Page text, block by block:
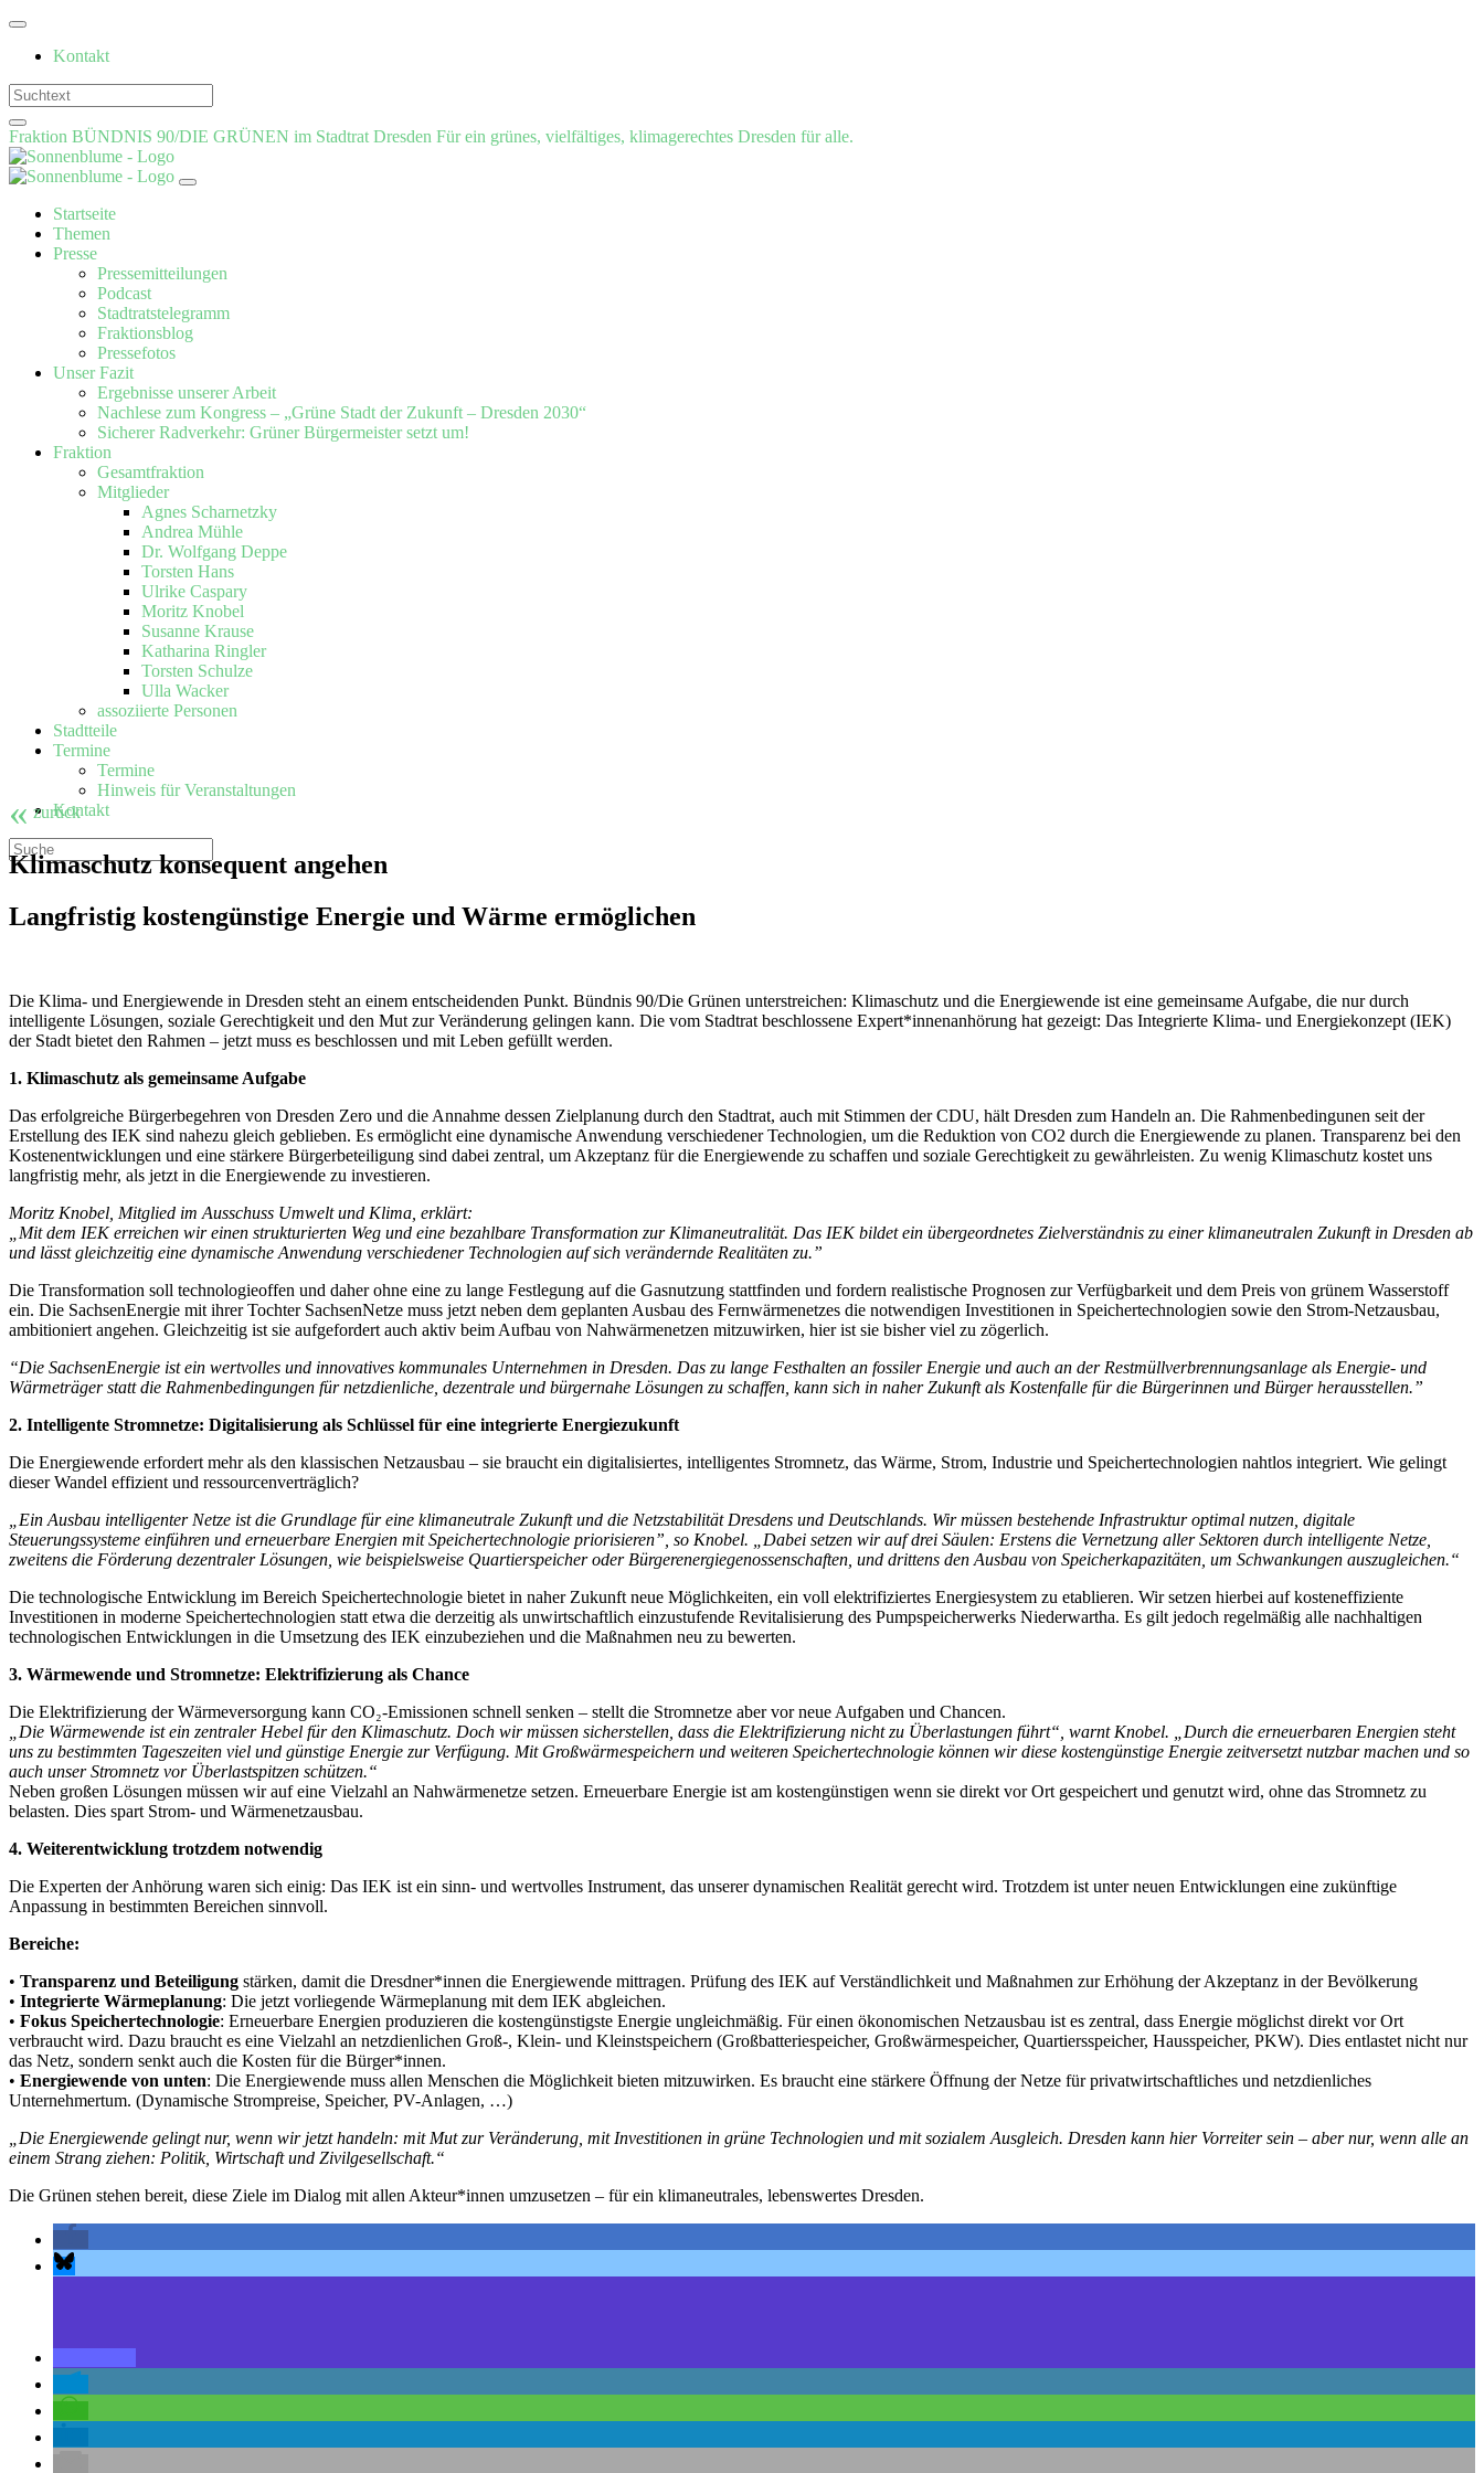
Weiter
Inhalt
Kontakt
Fraktion BÜNDNIS 90/DIE GRÜNEN im Stadtrat Dresden Für ein grünes, vielfältiges, klimagerechtes Dresden für alle.
Startseite
Themen
Presse
Pressemitteilungen
Podcast
Stadtratstelegramm
Fraktionsblog
Pressefotos
Unser Fazit
Ergebnisse unserer Arbeit
Nachlese zum Kongress – „Grüne Stadt der Zukunft – Dresden 2030“
Sicherer Radverkehr: Grüner Bürgermeister setzt um!
Fraktion
Gesamtfraktion
Mitglieder
Agnes Scharnetzky
Andrea Mühle
Dr. Wolfgang Deppe
Torsten Hans
Ulrike Caspary
Moritz Knobel
Susanne Krause
Katharina Ringler
Torsten Schulze
Ulla Wacker
assoziierte Personen
Stadtteile
Termine
Termine
Hinweis für Veranstaltungen
Kontakt
« zurück
Klimaschutz konsequent angehen
Langfristig kostengünstige Energie und Wärme ermöglichen
Die Klima- und Energiewende in Dresden steht an einem entscheidenden Punkt. Bündnis 90/Die Grünen unterstreichen: Klimaschutz und die Energiewende ist eine gemeinsame Aufgabe, die nur durch
intelligente Lösungen, soziale Gerechtigkeit und den Mut zur Veränderung gelingen kann. Die vom Stadtrat beschlossene Expert*innenanhörung hat gezeigt: Das Integrierte Klima- und Energiekonzept (IEK)
der Stadt bietet den Rahmen – jetzt muss es beschlossen und mit Leben gefüllt werden.
1. Klimaschutz als gemeinsame Aufgabe
Das erfolgreiche Bürgerbegehren von Dresden Zero und die Annahme dessen Zielplanung durch den Stadtrat, auch mit Stimmen der CDU, hält Dresden zum Handeln an. Die Rahmenbedingunen seit der
Erstellung des IEK sind nahezu gleich geblieben. Es ermöglicht eine dynamische Anwendung verschiedener Technologien, um die Reduktion von CO2 durch die Energiewende zu planen. Transparenz bei den
Kostenentwicklungen und eine stärkere Bürgerbeteiligung sind dabei zentral, um Akzeptanz für die Energiewende zu schaffen und soziale Gerechtigkeit zu gewährleisten. Zu wenig Klimaschutz kostet uns
langfristig mehr, als jetzt in die Energiewende zu investieren.
Moritz Knobel, Mitglied im Ausschuss Umwelt und Klima, erklärt:
„Mit dem IEK erreichen wir einen strukturierten Weg und eine bezahlbare Transformation zur Klimaneutralität. Das IEK bildet ein übergeordnetes Zielverständnis zu einer klimaneutralen Zukunft in Dresden ab
und lässt gleichzeitig eine dynamische Anwendung verschiedener Technologien auf sich verändernde Realitäten zu.”
Die Transformation soll technologieoffen und daher ohne eine zu lange Festlegung auf die Gasnutzung stattfinden und fordern realistische Prognosen zur Verfügbarkeit und dem Preis von grünem Wasserstoff
ein. Die SachsenEnergie mit ihrer Tochter SachsenNetze muss jetzt neben dem geplanten Ausbau des Fernwärmenetzes die notwendigen Investitionen in Speichertechnologien sowie den Strom-Netzausbau,
ambitioniert angehen. Gleichzeitig ist sie aufgefordert auch aktiv beim Aufbau von Nahwärmenetzen mitzuwirken, hier ist sie bisher viel zu zögerlich.
“Die SachsenEnergie ist ein wertvolles und innovatives kommunales Unternehmen in Dresden. Das zu lange Festhalten an fossiler Energie und auch an der Restmüllverbrennungsanlage als Energie- und
Wärmeträger statt die Rahmenbedingungen für netzdienliche, dezentrale und bürgernahe Lösungen zu schaffen, kann sich in naher Zukunft als Kostenfalle für die Bürgerinnen und Bürger herausstellen.”
2. Intelligente Stromnetze: Digitalisierung als Schlüssel für eine integrierte Energiezukunft
Die Energiewende erfordert mehr als den klassischen Netzausbau – sie braucht ein digitalisiertes, intelligentes Stromnetz, das Wärme, Strom, Industrie und Speichertechnologien nahtlos integriert. Wie gelingt
dieser Wandel effizient und ressourcenverträglich?
„Ein Ausbau intelligenter Netze ist die Grundlage für eine klimaneutrale Zukunft und die Netzstabilität Dresdens und Deutschlands. Wir müssen bestehende Infrastruktur optimal nutzen, digitale
Steuerungssysteme einführen und erneuerbare Energien mit Speichertechnologie priorisieren”, so Knobel. „Dabei setzen wir auf drei Säulen: Erstens die Vernetzung aller Sektoren durch intelligente Netze,
zweitens die Förderung dezentraler Lösungen, wie beispielsweise Quartierspeicher oder Bürgerenergiegenossenschaften, und drittens den Ausbau von Speicherkapazitäten, um Schwankungen auszugleichen.“
Die technologische Entwicklung im Bereich Speichertechnologie bietet in naher Zukunft neue Möglichkeiten, ein voll elektrifiziertes Energiesystem zu etablieren. Wir setzen hierbei auf kosteneffiziente
Investitionen in moderne Speichertechnologien statt etwa die derzeitig als unwirtschaftlich einzustufende Revitalisierung des Pumpspeicherwerks Niederwartha. Es gilt jedoch regelmäßig alle nachhaltigen
technologischen Entwicklungen in die Umsetzung des IEK einzubeziehen und die Maßnahmen neu zu bewerten.
3. Wärmewende und Stromnetze: Elektrifizierung als Chance
Die Elektrifizierung der Wärmeversorgung kann CO₂-Emissionen schnell senken – stellt die Stromnetze aber vor neue Aufgaben und Chancen.
„Die Wärmewende ist ein zentraler Hebel für den Klimaschutz. Doch wir müssen sicherstellen, dass die Elektrifizierung nicht zu Überlastungen führt“, warnt Knobel. „Durch die erneuerbaren Energien steht
uns zu bestimmten Tageszeiten viel und günstige Energie zur Verfügung. Mit Großwärmespeichern und weiteren Speichertechnologie können wir diese kostengünstige Energie zeitversetzt nutzbar machen und so
auch unser Stromnetz vor Überlastspitzen schützen.“
Neben großen Lösungen müssen wir auf eine Vielzahl an Nahwärmenetze setzen. Erneuerbare Energie ist am kostengünstigen wenn sie direkt vor Ort gespeichert und genutzt wird, ohne das Stromnetz zu
belasten. Dies spart Strom- und Wärmenetzausbau.
4. Weiterentwicklung trotzdem notwendig
Die Experten der Anhörung waren sich einig: Das IEK ist ein sinn- und wertvolles Instrument, das unserer dynamischen Realität gerecht wird. Trotzdem ist unter neuen Entwicklungen eine zukünftige
Anpassung in bestimmten Bereichen sinnvoll.
Bereiche:
• Transparenz und Beteiligung stärken, damit die Dresdner*innen die Energiewende mittragen. Prüfung des IEK auf Verständlichkeit und Maßnahmen zur Erhöhung der Akzeptanz in der Bevölkerung
• Integrierte Wärmeplanung: Die jetzt vorliegende Wärmeplanung mit dem IEK abgleichen.
• Fokus Speichertechnologie: Erneuerbare Energien produzieren die kostengünstigste Energie ungleichmäßig. Für einen ökonomischen Netzausbau ist es zentral, dass Energie möglichst direkt vor Ort
verbraucht wird. Dazu braucht es eine Vielzahl an netzdienlichen Groß-, Klein- und Kleinstspeichern (Großbatteriespeicher, Großwärmespeicher, Quartiersspeicher, Hausspeicher, PKW). Dies entlastet nicht nur
das Netz, sondern senkt auch die Kosten für die Bürger*innen.
• Energiewende von unten: Die Energiewende muss allen Menschen die Möglichkeit bieten mitzuwirken. Es braucht eine stärkere Öffnung der Netze für privatwirtschaftliches und netzdienliches
Unternehmertum. (Dynamische Strompreise, Speicher, PV-Anlagen, …)
„Die Energiewende gelingt nur, wenn wir jetzt handeln: mit Mut zur Veränderung, mit Investitionen in grüne Technologien und mit sozialem Ausgleich. Dresden kann hier Vorreiter sein – aber nur, wenn alle an
einem Strang ziehen: Politik, Wirtschaft und Zivilgesellschaft.“
Die Grünen stehen bereit, diese Ziele im Dialog mit allen Akteur*innen umzusetzen – für ein klimaneutrales, lebenswertes Dresden.